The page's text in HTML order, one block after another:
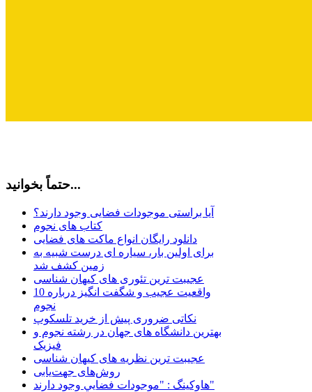
حتماً بخوانید...
آیا براستی موجودات فضایی وجود دارند؟
کتاب های نجوم
دانلود رایگان انواع ماکت های فضایی
برای اولین بار، سیاره ای درست شبیه به
زمین کشف شد
عجیبت ترین تئوری های کیهان شناسی
10 واقعیت عجیب و شگفت انگیز درباره
نجوم
نکاتی ضروری پیش از خرید تلسکوپ
بهترین دانشگاه های جهان در رشته نجوم و
فیزیک
عجیبت ترین نظریه های کیهان شناسی
روش‌های جهت‌یابی
هاوكينگ : "موجودات فضايي وجود دارند"